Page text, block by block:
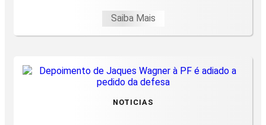
Saiba Mais
NOTICIAS